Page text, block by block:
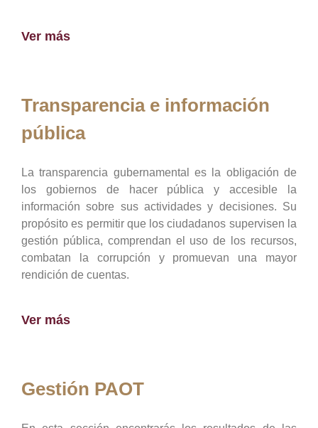
Ver más
Transparencia e información
pública
La transparencia gubernamental es la obligación de
los gobiernos de hacer pública y accesible la
información sobre sus actividades y decisiones. Su
propósito es permitir que los ciudadanos supervisen la
gestión pública, comprendan el uso de los recursos,
combatan la corrupción y promuevan una mayor
rendición de cuentas.
Ver más
Gestión PAOT